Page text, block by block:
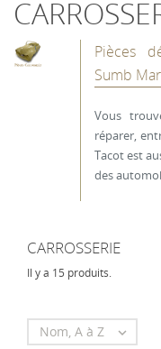
Pièces
Sumb
Vous
réparer,
Tacot est
des
CARROSSERIE
Il y a 15 produits.
Nom, A à Z 